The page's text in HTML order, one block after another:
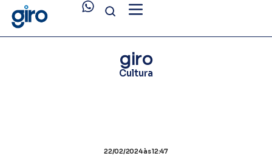
giro
Cultura
22/02/2024às 12:47